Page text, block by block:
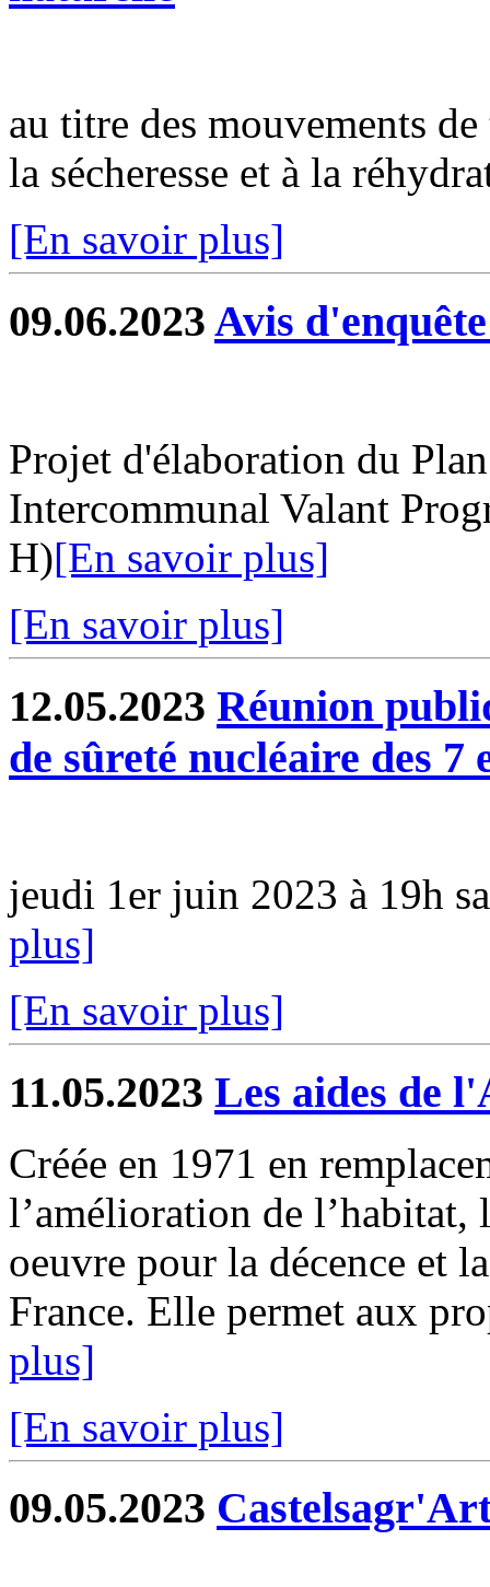
au titre des mouvements
la sécheresse et à la
[En savoir plus]
09.06.2023 Avis
Projet d'élaboration du
Intercommunal Valant
H)[En savoir plus]
[En savoir plus]
12.05.2023 Réunion
de sûreté nucléaire des 7
jeudi 1er juin 2023 à 19h
plus]
[En savoir plus]
11.05.2023 Les aides de
Créée en 1971 en
l’amélioration de l’habitat,
oeuvre pour la décence et
France. Elle permet aux
plus]
[En savoir plus]
09.05.2023